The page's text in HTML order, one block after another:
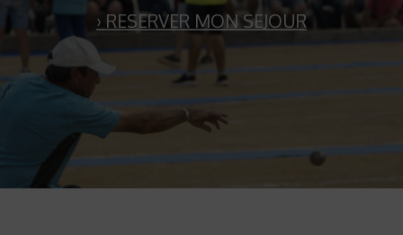
› RESERVER MON SEJOUR